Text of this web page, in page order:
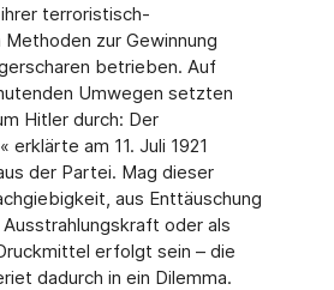
terroristisch-
zur Gewinnung
betrieben. Auf
Umwegen setzten
Hitler durch: Der
erklärte am 11. Juli 1921
der Partei. Mag dieser
aus Enttäuschung
oder als
erfolgt sein – die
dadurch in ein Dilemma.